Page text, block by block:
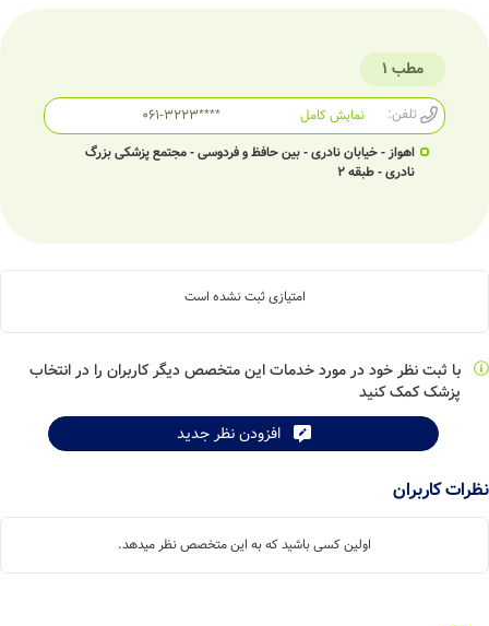
مطب 1
تلفن: 061-3223****
نمایش کامل
اهواز - خیابان نادری - بین حافظ و فردوسی - مجتمع پزشکی بزرگ
نادری - طبقه 2
امتیازی ثبت نشده است
با ثبت نظر خود در مورد خدمات این متخصص دیگر کاربران را در انتخاب
پزشک کمک کنید
افزودن نظر جدید
نظرات کاربران
اولین کسی باشید که به این متخصص نظر میدهد.